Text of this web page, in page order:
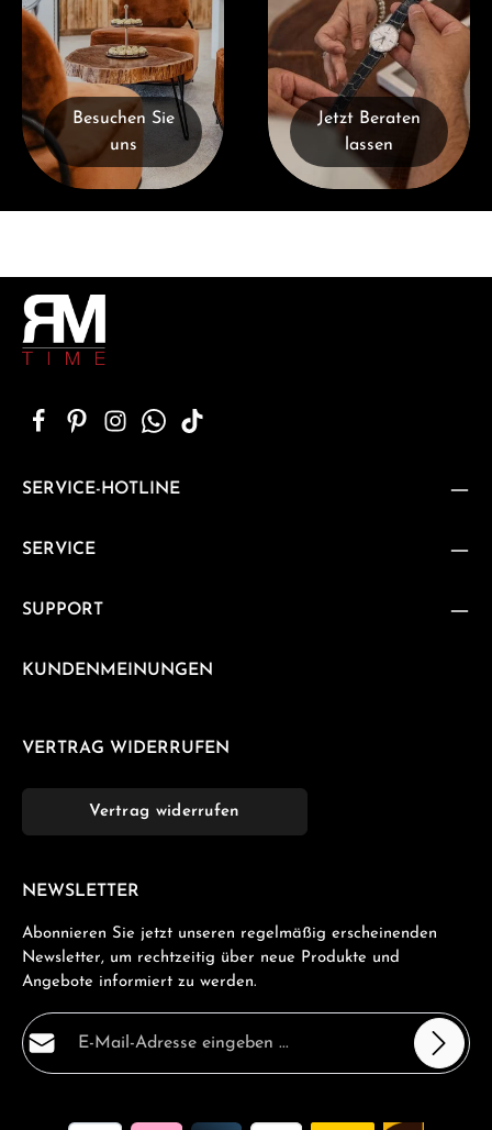
Besuchen Sie
uns
Jetzt Beraten
lassen
SERVICE-HOTLINE
SERVICE
SUPPORT
KUNDENMEINUNGEN
VERTRAG WIDERRUFEN
Vertrag widerrufen
NEWSLETTER
Abonnieren Sie jetzt unseren regelmäßig erscheinenden
Newsletter, um rechtzeitig über neue Produkte und
Angebote informiert zu werden.
E-Mail-Adresse*